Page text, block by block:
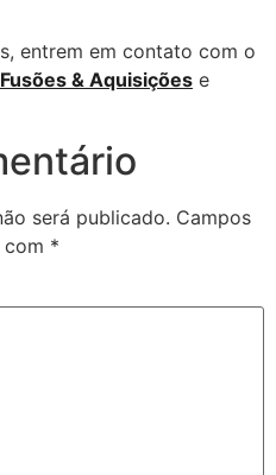
entrem em contato com o
& Aquisições e
será publicado. Campos
*